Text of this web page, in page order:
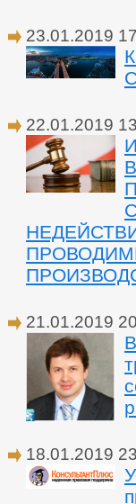
23.01.2019
22.01.2019
21.01.2019
18.01.2019